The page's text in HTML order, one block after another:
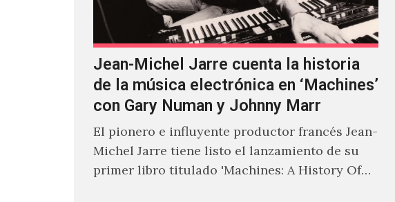
Jean-Michel Jarre cuenta la historia
de la música electrónica en ‘Machines’
con Gary Numan y Johnny Marr
El pionero e influyente productor francés Jean-
Michel Jarre tiene listo el lanzamiento de su
primer libro titulado 'Machines: A History Of